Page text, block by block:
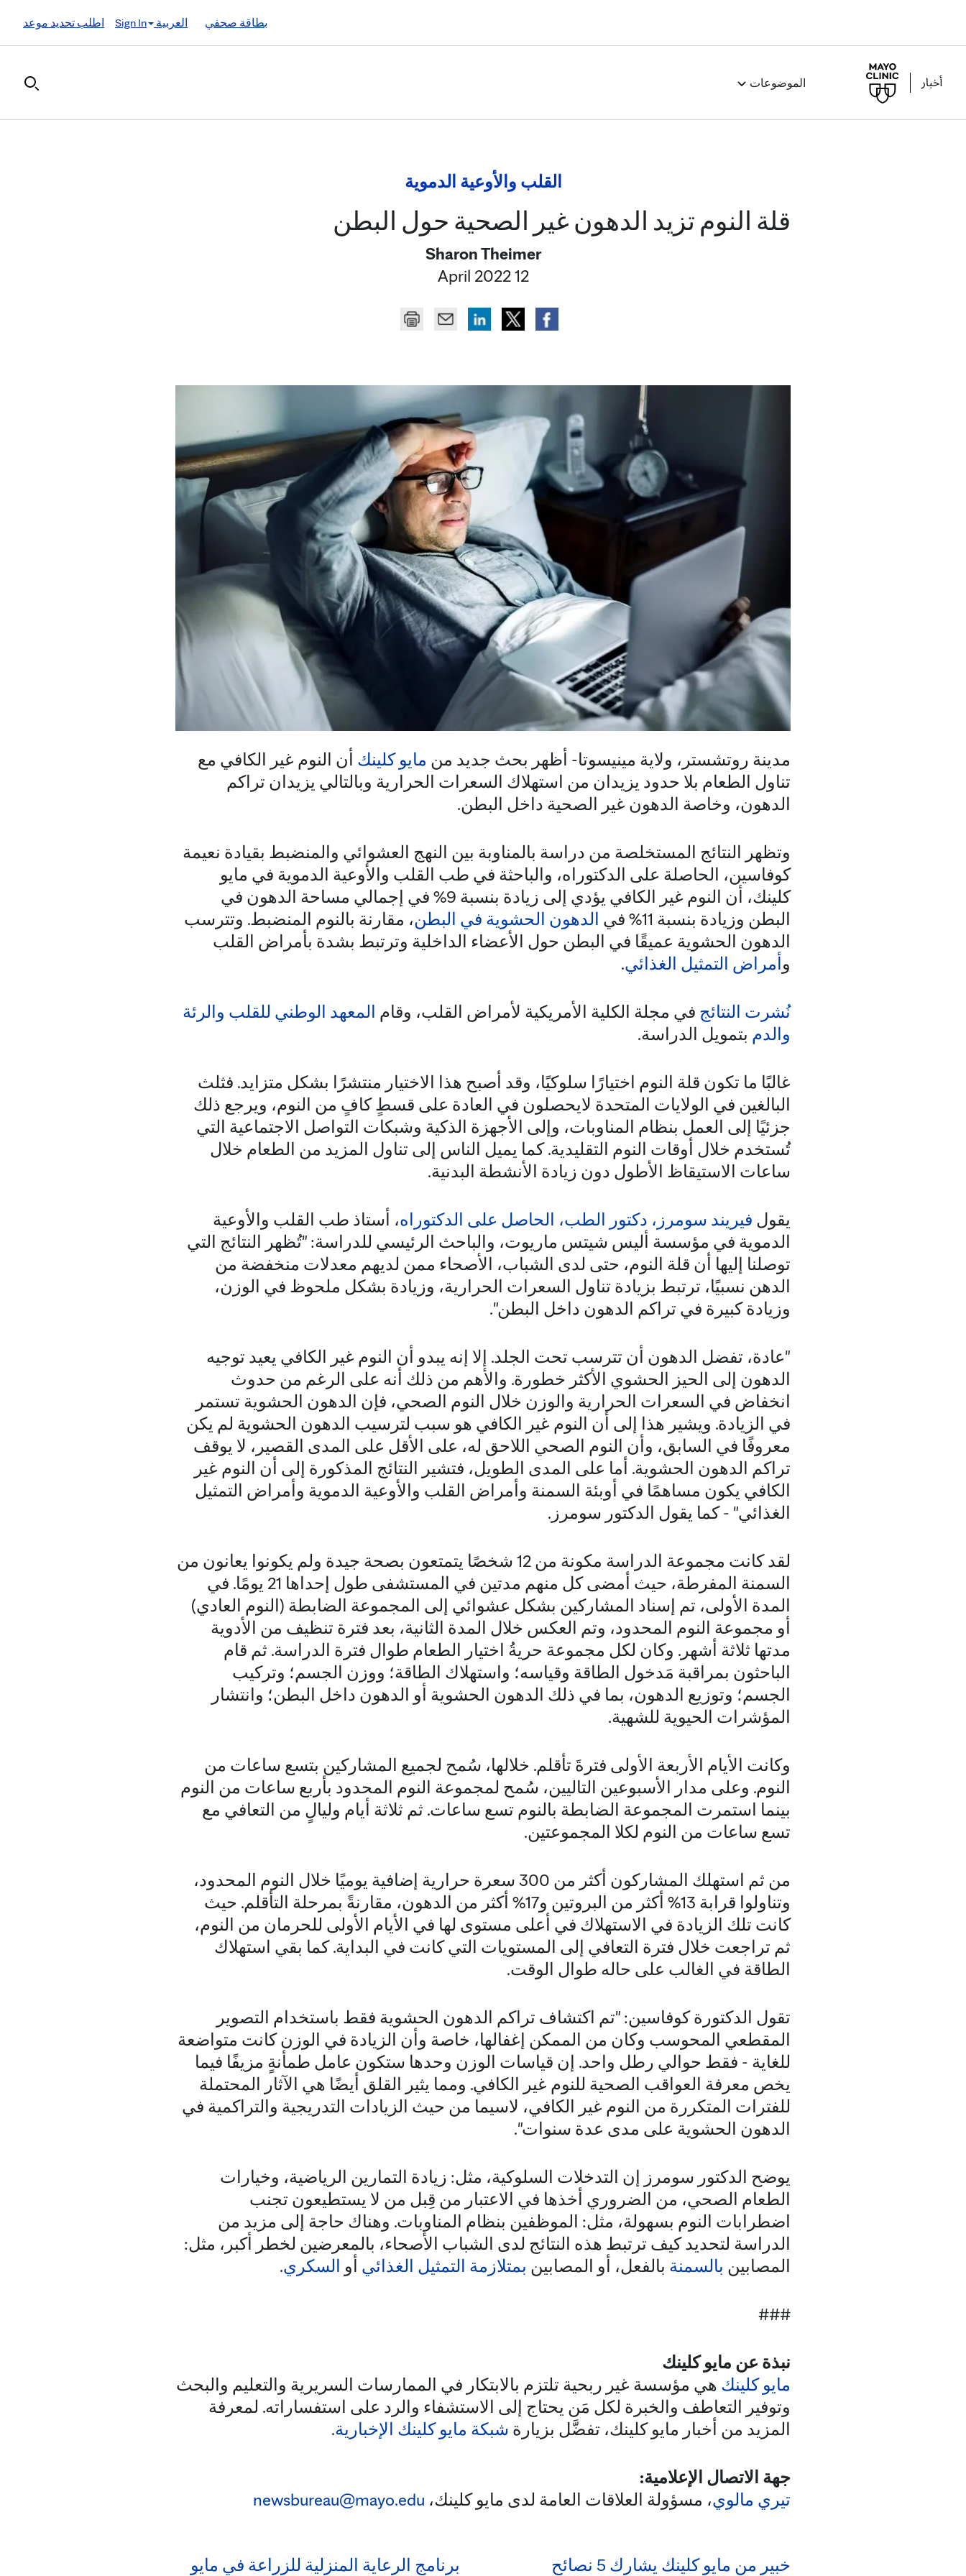
العربية
بطاقة صحفي Sign In اطلب تحديد موعد
الموضوعات
القلب والأوعية الدموية
قلة النوم تزيد الدهون غير الصحية حول البطن
Sharon Theimer
12 April 2022
مدينة روتشستر، ولاية مينيسوتا- أظهر بحث جديد من مايو كلينك أن النوم غير الكافي مع
تناول الطعام بلا حدود يزيدان من استهلاك السعرات الحرارية وبالتالي يزيدان تراكم
الدهون، وخاصة الدهون غير الصحية داخل البطن.
وتظهر النتائج المستخلصة من دراسة بالمناوبة بين النهج العشوائي والمنضبط بقيادة نعيمة
كوفاسين، الحاصلة على الدكتوراه، والباحثة في طب القلب والأوعية الدموية في مايو
كلينك، أن النوم غير الكافي يؤدي إلى زيادة بنسبة 9% في إجمالي مساحة الدهون في
البطن وزيادة بنسبة 11% في
الدهون الحشوية في البطن، مقارنة بالنوم المنضبط. وتترسب
الدهون الحشوية عميقًا في البطن حول الأعضاء الداخلية وترتبط بشدة بأمراض القلب
وأمراض التمثيل الغذائي.
نُشرت النتائج في مجلة الكلية الأمريكية لأمراض القلب، وقام المعهد الوطني للقلب والرئة
والدم بتمويل الدراسة.
غالبًا ما تكون قلة النوم اختيارًا سلوكيًا، وقد أصبح هذا الاختيار منتشرًا بشكل متزايد. فثلث
البالغين في الولايات المتحدة لايحصلون في العادة على قسطٍ كافٍ من النوم، ويرجع ذلك
جزئيًا إلى العمل بنظام المناوبات، وإلى الأجهزة الذكية وشبكات التواصل الاجتماعية التي
تُستخدم خلال أوقات النوم التقليدية. كما يميل الناس إلى تناول المزيد من الطعام خلال
ساعات الاستيقاظ الأطول دون زيادة الأنشطة البدنية.
يقول فيريند سومرز، دكتور الطب، الحاصل على الدكتوراه، أستاذ طب القلب والأوعية
الدموية في مؤسسة أليس شيتس ماريوت، والباحث الرئيسي للدراسة: "تُظهر النتائج التي
توصلنا إليها أن قلة النوم، حتى لدى الشباب، الأصحاء ممن لديهم معدلات منخفضة من
الدهن نسبيًا، ترتبط بزيادة تناول السعرات الحرارية، وزيادة بشكل ملحوظ في الوزن،
وزيادة كبيرة في تراكم الدهون داخل البطن".
"عادة، تفضل الدهون أن تترسب تحت الجلد. إلا إنه يبدو أن النوم غير الكافي يعيد توجيه
الدهون إلى الحيز الحشوي الأكثر خطورة. والأهم من ذلك أنه على الرغم من حدوث
انخفاض في السعرات الحرارية والوزن خلال النوم الصحي، فإن الدهون الحشوية تستمر
في الزيادة. ويشير هذا إلى أن النوم غير الكافي هو سبب لترسيب الدهون الحشوية لم يكن
معروفًا في السابق، وأن النوم الصحي اللاحق له، على الأقل على المدى القصير، لا يوقف
تراكم الدهون الحشوية. أما على المدى الطويل، فتشير النتائج المذكورة إلى أن النوم غير
الكافي يكون مساهمًا في أوبئة السمنة وأمراض القلب والأوعية الدموية وأمراض التمثيل
الغذائي" - كما يقول الدكتور سومرز.
لقد كانت مجموعة الدراسة مكونة من 12 شخصًا يتمتعون بصحة جيدة ولم يكونوا يعانون من
السمنة المفرطة، حيث أمضى كل منهم مدتين في المستشفى طول إحداها 21 يومًا. في
المدة الأولى، تم إسناد المشاركين بشكل عشوائي إلى المجموعة الضابطة (النوم العادي)
أو مجموعة النوم المحدود، وتم العكس خلال المدة الثانية، بعد فترة تنظيف من الأدوية
مدتها ثلاثة أشهر. وكان لكل مجموعة حريةُ اختيار الطعام طوال فترة الدراسة. ثم قام
الباحثون بمراقبة مَدخول الطاقة وقياسه؛ واستهلاك الطاقة؛ ووزن الجسم؛ وتركيب
الجسم؛ وتوزيع الدهون، بما في ذلك الدهون الحشوية أو الدهون داخل البطن؛ وانتشار
المؤشرات الحيوية للشهية.
وكانت الأيام الأربعة الأولى فترةَ تأقلم. خلالها، سُمح لجميع المشاركين بتسع ساعات من
النوم. وعلى مدار الأسبوعين التاليين، سُمح لمجموعة النوم المحدود بأربع ساعات من النوم
بينما استمرت المجموعة الضابطة بالنوم تسع ساعات. ثم ثلاثة أيام وليالٍ من التعافي مع
تسع ساعات من النوم لكلا المجموعتين.
من ثم استهلك المشاركون أكثر من 300 سعرة حرارية إضافية يوميًا خلال النوم المحدود،
وتناولوا قرابة 13% أكثر من البروتين و17% أكثر من الدهون، مقارنةً بمرحلة التأقلم. حيث
كانت تلك الزيادة في الاستهلاك في أعلى مستوى لها في الأيام الأولى للحرمان من النوم،
ثم تراجعت خلال فترة التعافي إلى المستويات التي كانت في البداية. كما بقي استهلاك
الطاقة في الغالب على حاله طوال الوقت.
تقول الدكتورة كوفاسين: "تم اكتشاف تراكم الدهون الحشوية فقط باستخدام التصوير
المقطعي المحوسب وكان من الممكن إغفالها، خاصة وأن الزيادة في الوزن كانت متواضعة
للغاية - فقط حوالي رطل واحد. إن قياسات الوزن وحدها ستكون عامل طمأنةٍ مزيفًا فيما
يخص معرفة العواقب الصحية للنوم غير الكافي. ومما يثير القلق أيضًا هي الآثار المحتملة
للفترات المتكررة من النوم غير الكافي، لاسيما من حيث الزيادات التدريجية والتراكمية في
الدهون الحشوية على مدى عدة سنوات".
يوضح الدكتور سومرز إن التدخلات السلوكية، مثل: زيادة التمارين الرياضية، وخيارات
الطعام الصحي، من الضروري أخذها في الاعتبار من قِبل من لا يستطيعون تجنب
اضطرابات النوم بسهولة، مثل: الموظفين بنظام المناوبات. وهناك حاجة إلى مزيد من
الدراسة لتحديد كيف ترتبط هذه النتائج لدى الشباب الأصحاء، بالمعرضين لخطر أكبر، مثل:
المصابين بالسمنة بالفعل، أو المصابين بمتلازمة التمثيل الغذائي أو السكري.
###
نبذة عن مايو كلينك
مايو كلينك هي مؤسسة غير ربحية تلتزم بالابتكار في الممارسات السريرية والتعليم والبحث
وتوفير التعاطف والخبرة لكل مَن يحتاج إلى الاستشفاء والرد على استفساراته. لمعرفة
المزيد من أخبار مايو كلينك، تفضَّل بزيارة شبكة مايو كلينك الإخبارية.
جهة الاتصال الإعلامية:
تيري مالوي، مسؤولة العلاقات العامة لدى مايو كلينك، newsbureau@mayo.edu
خبير من مايو كلينك يشارك 5 نصائح برنامج الرعاية المنزلية للزراعة في مايو